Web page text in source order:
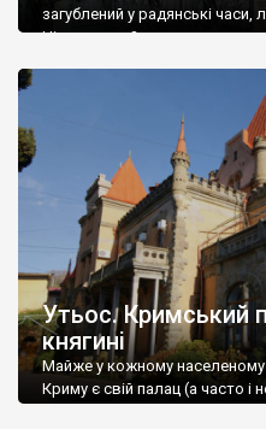
загублений у радянські
Ніжин греки?
Утьос. Кримський
княгині
Майже у кожному населеному
Криму є свій палац (а часто і